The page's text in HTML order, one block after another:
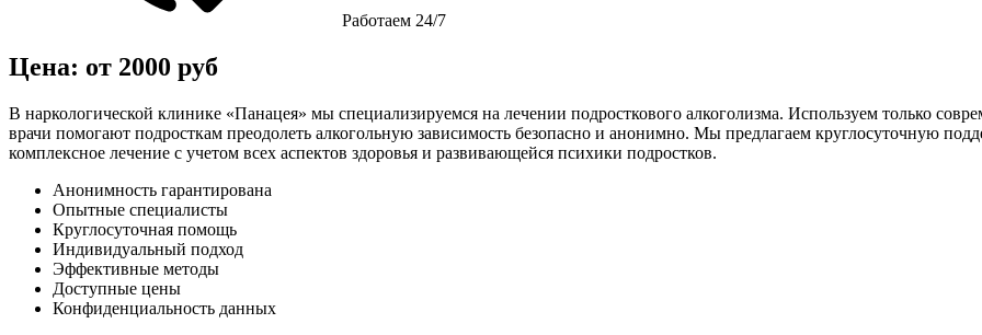
Работаем 24/7
Цена: от 2000 руб
В наркологической клинике «Панацея» мы специализируемся на лечении подросткового алкоголизма. Используем только
врачи помогают подросткам преодолеть алкогольную зависимость безопасно и анонимно. Мы предлагаем круглосуточную
комплексное лечение с учетом всех аспектов здоровья и развивающейся психики подростков.
Анонимность гарантирована
Опытные специалисты
Круглосуточная помощь
Индивидуальный подход
Эффективные методы
Доступные цены
Конфиденциальность данных